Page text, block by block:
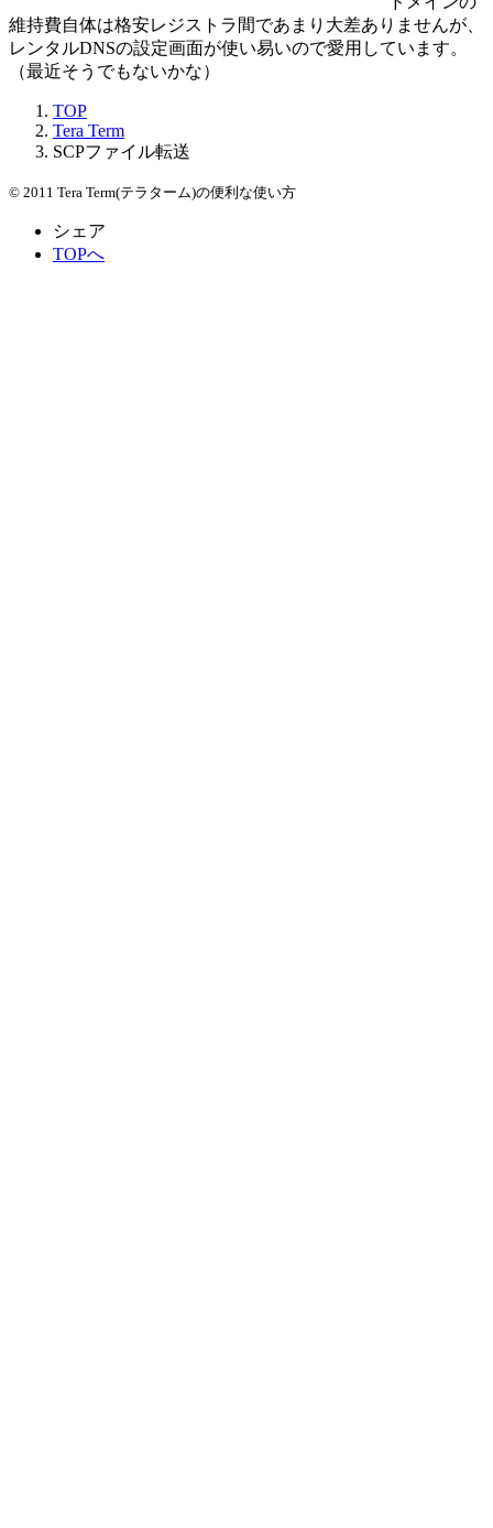
維持費自体は格安レジストラ間であまり大差ありませんが、
レンタルDNSの設定画面が使い易いので愛用しています。
（最近そうでもないかな）
TOP
Tera Term
SCPファイル転送
© 2011 Tera Term(テラターム)の便利な使い方
シェア
TOPへ